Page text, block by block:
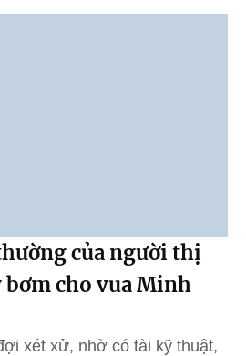
của người thị
bơm cho vua Minh
xét xử, nhờ có tài kỹ thuật,